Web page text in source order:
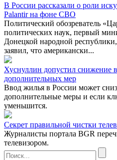
В России рассказали о роли
Palantir на фоне СВО
Политический обозреватель
политических наук, первый
Донецкой народной
заявил, что американски...
Хуснуллин допустил снижение
дополнительных мер
Ввод жилья в России может
дополнительные меры и если
уменьшится.
Секрет правильной чистки
Журналисты портала BGR
телевизором.